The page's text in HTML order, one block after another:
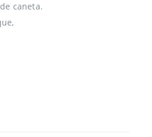
caneta.